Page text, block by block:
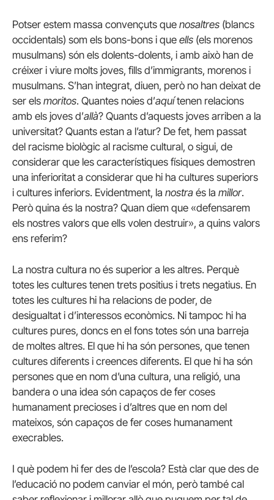
Potser estem massa convençuts que nosaltres (blancs
occidentals) som els bons-bons i que ells (els morenos
musulmans) són els dolents-dolents, i amb això han de
créixer i viure molts joves, fills d’immigrants, morenos i
musulmans. S’han integrat, diuen, però no han deixat de
ser els moritos. Quantes noies d’aquítenen relacions
amb els joves d’allà? Quants d’aquests joves arriben a la
universitat? Quants estan a l’atur? De fet, hem passat
del racisme biològic al racisme cultural, o sigui, de
considerar que les característiques físiques demostren
una inferioritat a considerar que hi ha cultures superiors
i cultures inferiors. Evidentment, la nostra és la millor.
Però quina és la nostra? Quan diem que «defensarem
els nostres valors que ells volen destruir», a quins valors
ens referim?
La nostra cultura no és superior a les altres. Perquè
totes les cultures tenen trets positius i trets negatius. En
totes les cultures hi ha relacions de poder, de
desigualtat i d’interessos econòmics. Ni tampoc hi ha
cultures pures, doncs en el fons totes són una barreja
de moltes altres. El que hi ha són persones, que tenen
cultures diferents i creences diferents. El que hi ha són
persones que en nom d’una cultura, una religió, una
bandera o una idea són capaços de fer coses
humanament precioses i d’altres que en nom del
mateixos, són capaços de fer coses humanament
execrables.
I què podem hi fer des de l’escola? Està clar que des de
l’educació no podem canviar el món, però també cal